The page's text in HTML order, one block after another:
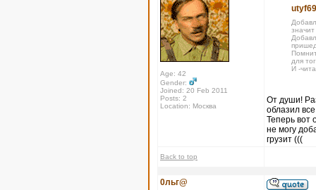
Age: 42
Gender:
Joined: 20 Feb 2011
Posts: 2
Location: Москва
для
И -
От души!
облазил
Теперь вот
не могу
грузит (((
Back to top
0льг@